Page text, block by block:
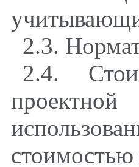
2.3.
2.4.
стоимостью